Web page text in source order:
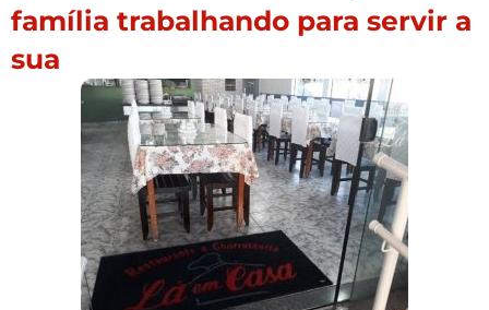
família trabalhando para servir a
sua